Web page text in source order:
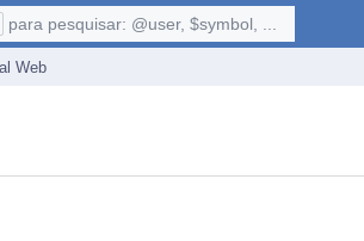
Web
para pesquisar: @user, $symbol, ...